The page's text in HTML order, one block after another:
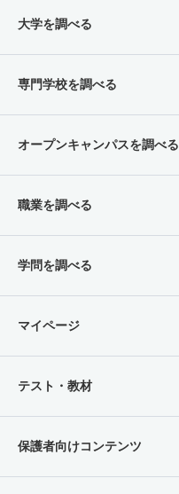
大学を調べる
専門学校を調べる
オープンキャンパスを調べる
職業を調べる
学問を調べる
マイページ
テスト・教材
保護者向けコンテンツ